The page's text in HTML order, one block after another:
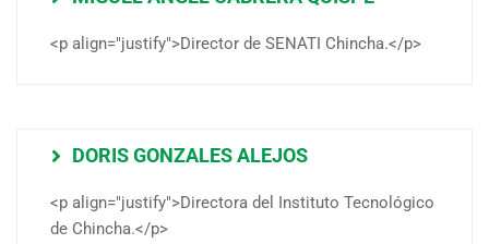
<p align="justify">Director de SENATI Chincha.</p>
DORIS GONZALES ALEJOS
<p align="justify">Directora del Instituto Tecnológico
de Chincha.</p>